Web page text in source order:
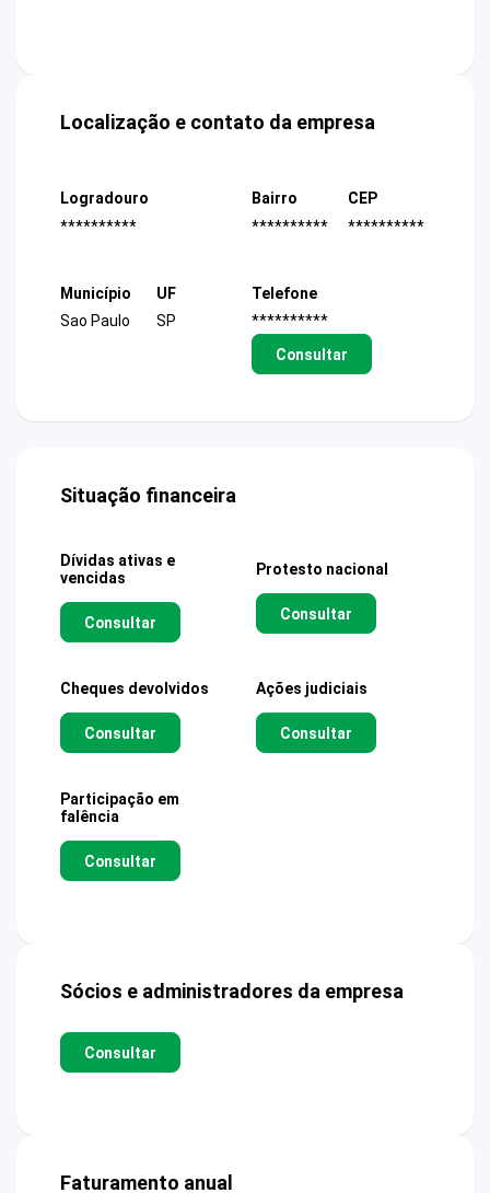
Localização e contato da empresa
Logradouro
**********
Bairro
**********
CEP
**********
Município
Sao Paulo
UF
SP
Telefone
**********
Consultar
Situação financeira
Dívidas ativas e
vencidas
Consultar
Protesto nacional
Consultar
Cheques devolvidos
Consultar
Ações judiciais
Consultar
Participação em
falência
Consultar
Sócios e administradores da empresa
Consultar
Faturamento anual